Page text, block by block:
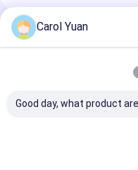
Carol Yuan
Good day, what product